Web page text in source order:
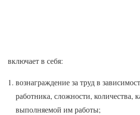
включает в себя:
вознаграждение за труд в
работника, сложности, количества,
выполняемой им работы;